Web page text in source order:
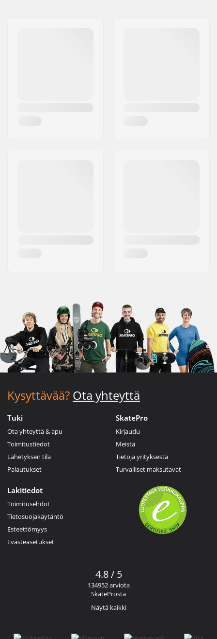
Kysyttävää? Ota yhteyttä
Tuki
Ota yhteyttä & apu
Toimitustiedot
Lähetyksen tila
Palautukset
SkatePro
Kirjaudu
Meistä
Tietoja yrityksestä
Turvalliset maksutavat
Lakitiedot
Toimitusehdot
Tietosuojakäytäntö
Esteettömyys
Evästeasetukset
4.8 / 5
134952 arviota
SkateProsta
Näytä kaikki